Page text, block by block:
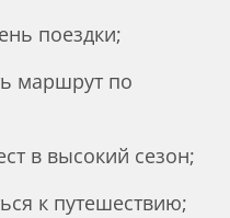
поездки;
маршрут по
в высокий сезон;
к путешествию;